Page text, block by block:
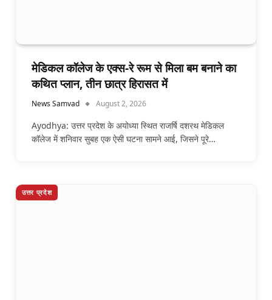
मेडिकल कॉलेज के एक्स-रे रूम से मिला बम बनाने का
कथित प्लान, तीन छात्र हिरासत में
News Samvad August 2, 2026
Ayodhya: उत्तर प्रदेश के अयोध्या स्थित राजर्षि दशरथ मेडिकल
कॉलेज में शनिवार सुबह एक ऐसी घटना सामने आई, जिसने पूरे…
उत्तर प्रदेश